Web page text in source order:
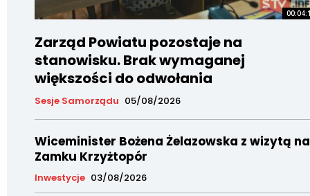
Zarząd Powiatu pozostaje na
stanowisku. Brak wymaganej
większości do odwołania
Sesje Samorządu 05/08/2026
Wiceminister Bożena Żelazowska z wizytą na
Zamku Krzyżtopór
Inwestycje 03/08/2026